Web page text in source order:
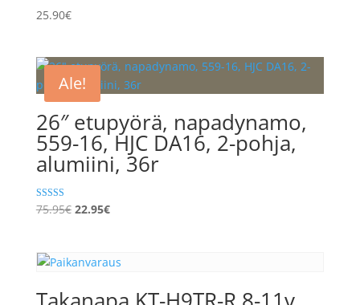
25.90€
Ale!
26″ etupyörä, napadynamo,
559-16, HJC DA16, 2-pohja,
alumiini, 36r
Arvostelu
tuotteesta:
75.95€ Alkuperäinen
75.95€.
22.95€Nykyinen
22.95€.